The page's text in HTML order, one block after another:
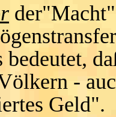
bedeutet,
-
Geld".